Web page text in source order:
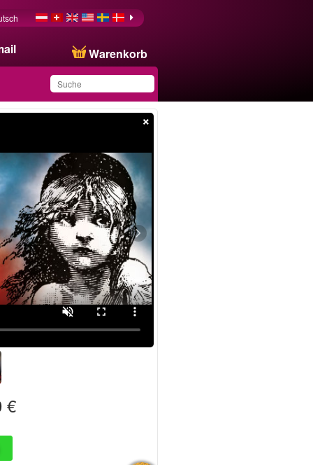
Warenkorb
gespeichert
×
€